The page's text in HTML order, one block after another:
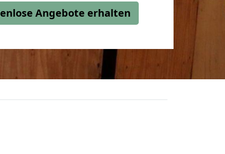
Angebote erhalten